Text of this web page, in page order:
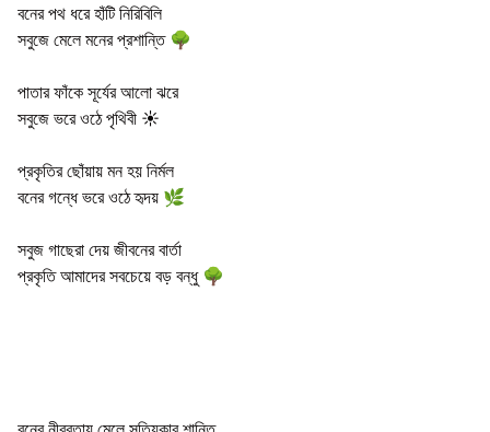
বনের পথ ধরে হাঁটি নিরিবিলি
সবুজে মেলে মনের প্রশান্তি 🌳
পাতার ফাঁকে সূর্যের আলো ঝরে
সবুজে ভরে ওঠে পৃথিবী ☀️
প্রকৃতির ছোঁয়ায় মন হয় নির্মল
বনের গন্ধে ভরে ওঠে হৃদয় 🌿
সবুজ গাছেরা দেয় জীবনের বার্তা
প্রকৃতি আমাদের সবচেয়ে বড় বন্ধু 🌳